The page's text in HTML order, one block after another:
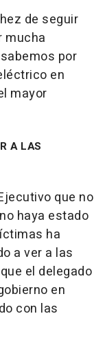
de seguir
mucha
por
en
mayor
A LAS
que no
haya estado
ha
a ver a las
el delegado
en
con las